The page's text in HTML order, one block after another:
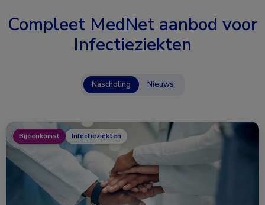
Compleet MedNet aanbod voor
Infectieziekten
Nascholing Nieuws
Bijeenkomst Infectieziekten